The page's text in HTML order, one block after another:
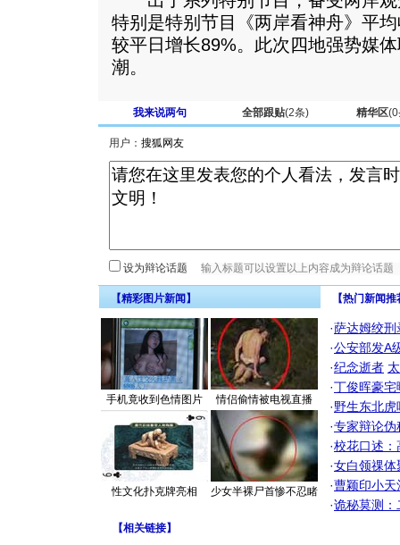
特别是特别节目《两岸看神舟》平
较平日增长89%。此次四地强势媒
潮。
我来说两句 全部跟贴(2条) 精华区(0
用户：
设为辩论话题
【精彩图片新闻】
手机竟收到色情图片 情侣偷情被电视直播
性文化扑克牌亮相 少女半裸尸首惨不忍睹
【热门新闻
·萨达姆绞刑
·公安部发A
·纪念逝者
·丁俊晖豪
·野生东北
·专家辩论伪
·校花口述：
·女白领祼体
·曹颖印小天
·诡秘莫测：
【相关链接】